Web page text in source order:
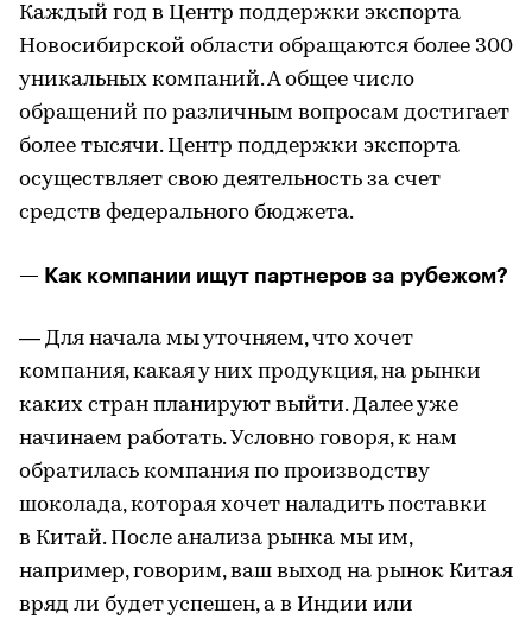
Каждый год в Центр поддержки экспорта
Новосибирской области обращаются более 300
уникальных компаний. А общее число
обращений по различным вопросам достигает
более тысячи. Центр поддержки экспорта
осуществляет свою деятельность за счет
средств федерального бюджета.
— Как компании ищут партнеров за рубежом?
— Для начала мы уточняем, что хочет
компания, какая у них продукция, на рынки
каких стран планируют выйти. Далее уже
начинаем работать. Условно говоря, к нам
обратилась компания по производству
шоколада, которая хочет наладить поставки
в Китай. После анализа рынка мы им,
например, говорим, ваш выход на рынок Китая
вряд ли будет успешен, а в Индии или